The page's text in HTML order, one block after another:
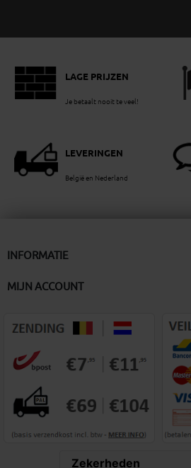
LAGE PRIJZEN
Je betaalt nooit te veel!
LEVERINGEN
België en Nederland
INFORMATIE
MIJN ACCOUNT